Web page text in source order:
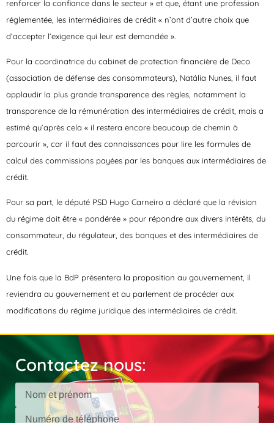
renforcer la confiance dans le secteur » et que, étant une profession
réglementée, les intermédiaires de crédit « n’ont d’autre choix que
d’accepter l’exigence qui leur est demandée ».
Pour la coordinatrice du cabinet de protection financière de Deco
(association de défense des consommateurs), Natália Nunes, il faut
applaudir la plus grande transparence des règles, notamment la
transparence de la rémunération des intermédiaires de crédit, mais a
estimé qu’après cela « il restera encore beaucoup de chemin à
parcourir », car il faut des connaissances pour lire les formules de
calcul des commissions payées par les banques aux intermédiaires de
crédit.
Pour sa part, le député PSD Hugo Carneiro a déclaré que la révision
du régime doit être « pondérée » pour répondre aux divers intérêts, du
consommateur, du régulateur, des banques et des intermédiaires de
crédit.
Une fois que la BdP présentera la proposition au gouvernement, il
reviendra au gouvernement et au parlement de procéder aux
modifications du régime juridique des intermédiaires de crédit.
Contactez nous: